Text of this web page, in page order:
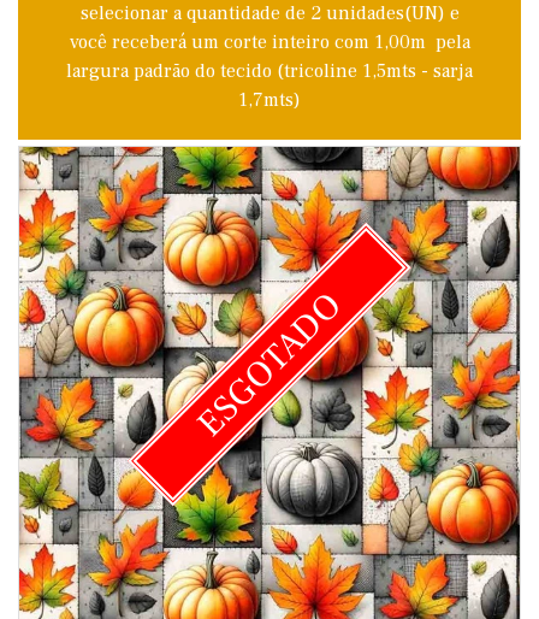
selecionar a quantidade de 2 unidades(UN) e
você receberá um corte inteiro com 1,00m pela
largura padrão do tecido (tricoline 1,5mts - sarja
1,7mts)
ESGOTADO